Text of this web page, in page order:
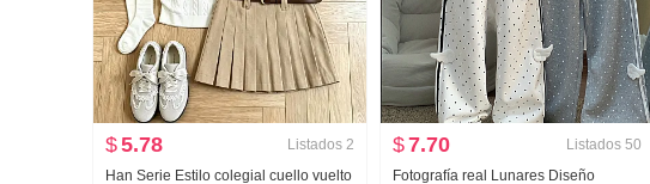
$5.78 Listados 2
Han Serie Estilo colegial cuello vuelto
$7.70 Listados 50
Fotografía real Lunares Diseño